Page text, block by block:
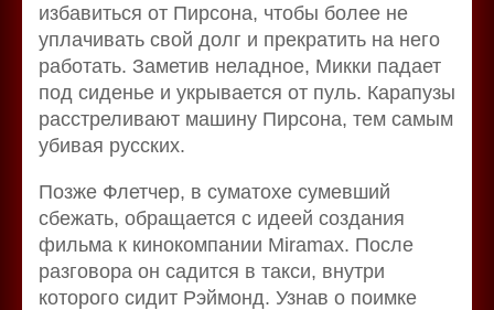
избавиться от Пирсона, чтобы более не
уплачивать свой долг и прекратить на него
работать. Заметив неладное, Микки падает
под сиденье и укрывается от пуль. Карапузы
расстреливают машину Пирсона, тем самым
убивая русских.
Позже Флетчер, в суматохе сумевший
сбежать, обращается с идеей создания
фильма к кинокомпании Miramax. После
разговора он садится в такси, внутри
которого сидит Рэймонд. Узнав о поимке